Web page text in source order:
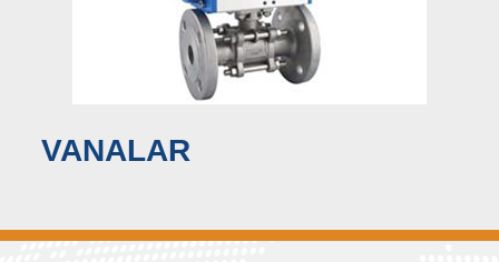
VANALAR